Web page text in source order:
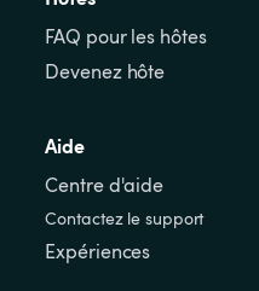
FAQ pour les hôtes
Devenez hôte
Aide
Centre d'aide
Contactez le support
Expériences